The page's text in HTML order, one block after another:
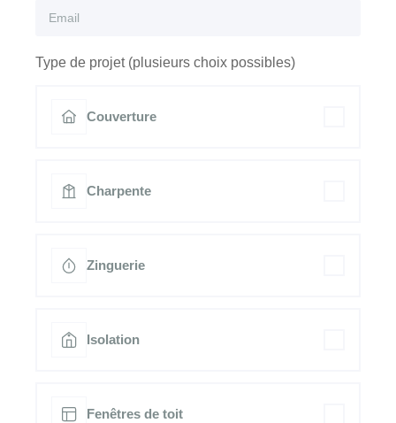
Type de projet (plusieurs choix possibles)
Couverture
Charpente
Zinguerie
Isolation
Fenêtres de toit